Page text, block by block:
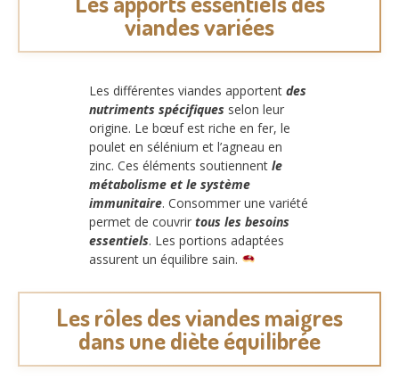
viandes variées
Les différentes viandes apportent des
nutriments spécifiques selon leur
origine. Le bœuf est riche en fer, le
poulet en sélénium et l’agneau en
zinc. Ces éléments soutiennent le
métabolisme et le système
immunitaire. Consommer une variété
permet de couvrir tous les besoins
essentiels. Les portions adaptées
assurent un équilibre sain.
Les rôles des viandes maigres
dans une diète équilibrée